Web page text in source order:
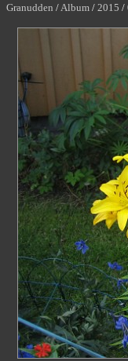
Granudden /Album / 2015 /